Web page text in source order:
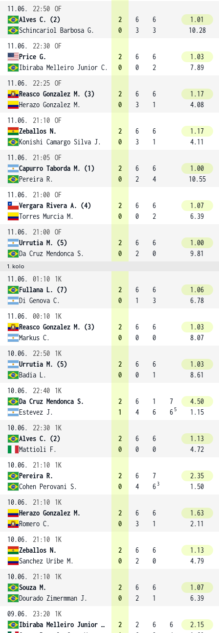
11.06.
22:50 OF
Alves C. (2)
Schincariol Barbosa G.
2
0
6
3
6
3
1.01
10.28
11.06.
22:30 OF
Price G.
Ibiraba Melleiro Junior C.
2
0
6
0
6
2
1.03
7.89
11.06.
22:25 OF
Reasco Gonzalez M. (3)
Herazo Gonzalez M.
2
0
6
3
6
1
1.17
4.08
11.06.
21:10 OF
Zeballos N.
Konishi Camargo Silva J.
2
0
6
3
6
1
1.17
4.11
11.06.
21:05 OF
Capurro Taborda M. (1)
Pereira R.
2
0
6
2
6
4
1.00
10.55
11.06.
21:00 OF
Vergara Rivera A. (4)
Torres Murcia M.
2
0
6
0
6
2
1.07
6.39
11.06.
21:00 OF
Urrutia M. (5)
Da Cruz Mendonca S.
2
0
6
2
6
0
1.00
9.81
1. kolo
11.06. 01:10
1K
Fullana L. (7)
Di Genova C.
2
0
6
1
6
3
1.06
6.78
11.06.
00:10
1K
Reasco Gonzalez M. (3)
Markus C.
2
0
6
0
6
0
1.03
8.07
10.06.
22:50
1K
Urrutia M. (5)
Badia L.
2
0
6
0
6
1
1.03
8.61
10.06.
22:40
1K
Da Cruz Mendonca S.
Estevez J.
2
1
6
4
1
6
7
6 5
4.50
1.15
10.06.
22:30
1K
Alves C. (2)
Mattioli F.
2
0
6
0
6
0
1.13
4.72
10.06.
21:10
1K
Pereira R.
Cohen Perovani S.
2
0
6
4
7
6 3
2.35
1.50
10.06.
21:10
1K
Herazo Gonzalez M.
Romero C.
2
0
6
3
6
1
1.63
2.11
10.06.
21:10
1K
Zeballos N.
Sanchez Uribe M.
2
0
6
2
6
0
1.13
4.79
10.06.
21:10
1K
Souza M.
Dourado Zimermman J.
2
0
6
2
6
1
1.07
6.39
09.06.
23:20
1K
Ibiraba Melleiro Junior C.
2
2
6
6
2.15